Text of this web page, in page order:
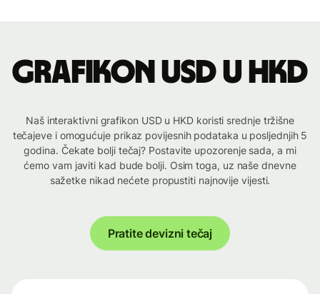
Grafikon USD u HKD
Naš interaktivni grafikon USD u HKD koristi srednje tržišne
tečajeve i omogućuje prikaz povijesnih podataka u posljednjih 5
godina. Čekate bolji tečaj? Postavite upozorenje sada, a mi
ćemo vam javiti kad bude bolji. Osim toga, uz naše dnevne
sažetke nikad nećete propustiti najnovije vijesti.
Pratite devizni tečaj